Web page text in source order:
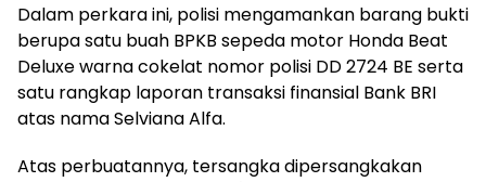
Dalam perkara ini, polisi mengamankan barang bukti
berupa satu buah BPKB sepeda motor Honda Beat
Deluxe warna cokelat nomor polisi DD 2724 BE serta
satu rangkap laporan transaksi finansial Bank BRI
atas nama Selviana Alfa.
Atas perbuatannya, tersangka dipersangkakan